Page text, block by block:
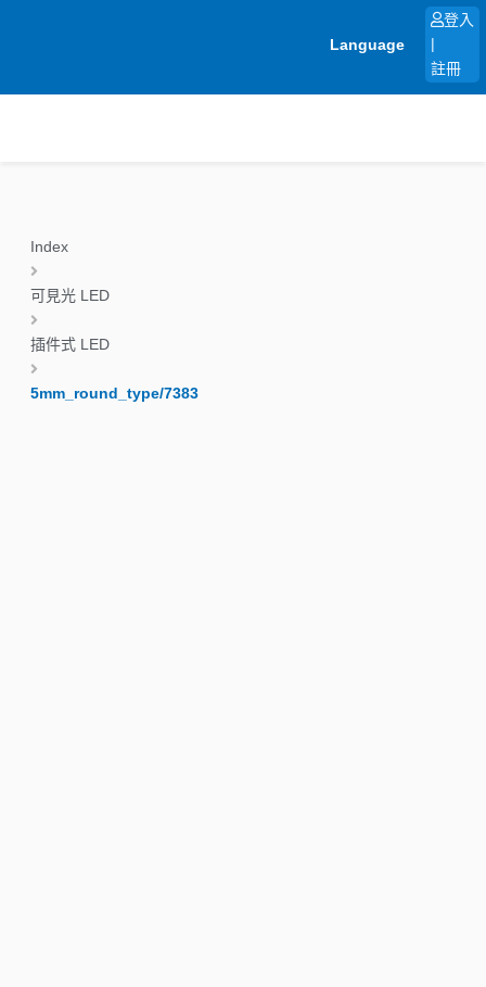
Language
登入
註冊
Index
可見光 LED
插件式 LED
5mm_round_type/7383